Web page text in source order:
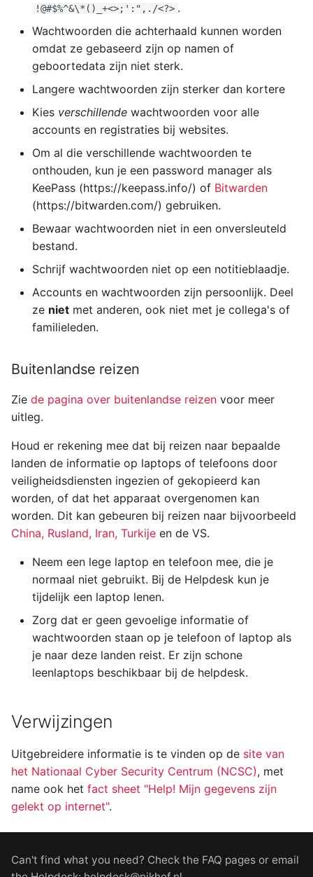
!@#$%^&\*()_+<>;':",./<?> .
Wachtwoorden die achterhaald kunnen worden
omdat ze gebaseerd zijn op namen of
geboortedata zijn niet sterk.
Langere wachtwoorden zijn sterker dan kortere
Kies verschillende wachtwoorden voor alle
accounts en registraties bij websites.
Om al die verschillende wachtwoorden te
onthouden, kun je een password manager als
KeePass (https://keepass.info/) of Bitwarden
(https://bitwarden.com/) gebruiken.
Bewaar wachtwoorden niet in een onversleuteld
bestand.
Schrijf wachtwoorden niet op een notitieblaadje.
Accounts en wachtwoorden zijn persoonlijk. Deel
ze niet met anderen, ook niet met je collega's of
familieleden.
Buitenlandse reizen
Zie de pagina over buitenlandse reizen voor meer
uitleg.
Houd er rekening mee dat bij reizen naar bepaalde
landen de informatie op laptops of telefoons door
veiligheidsdiensten ingezien of gekopieerd kan
worden, of dat het apparaat overgenomen kan
worden. Dit kan gebeuren bij reizen naar bijvoorbeeld
China, Rusland, Iran, Turkije en de VS.
Neem een lege laptop en telefoon mee, die je
normaal niet gebruikt. Bij de Helpdesk kun je
tijdelijk een laptop lenen.
Zorg dat er geen gevoelige informatie of
wachtwoorden staan op je telefoon of laptop als
je naar deze landen reist. Er zijn schone
leenlaptops beschikbaar bij de helpdesk.
Verwijzingen
Uitgebreidere informatie is te vinden op de site van
het Nationaal Cyber Security Centrum (NCSC), met
name ook het fact sheet "Help! Mijn gegevens zijn
gelekt op internet".
Can't find what you need? Check the FAQ pages or email